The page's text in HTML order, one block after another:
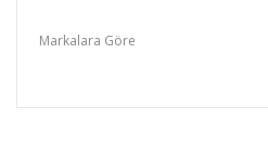
Markalara Göre